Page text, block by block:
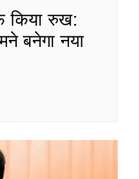
किया रुख:
बनेगा नया